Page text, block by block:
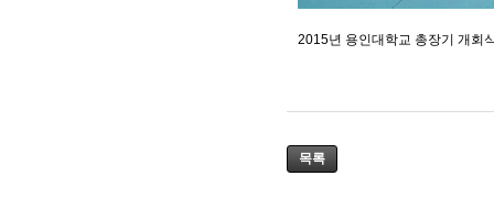
2015년 용인대학교 총장기 개회
목록